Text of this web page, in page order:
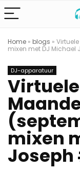
Home » blogs »
mixen met DJ Michael
DJ-apparatuur
Virtuele
mixen
Joseph